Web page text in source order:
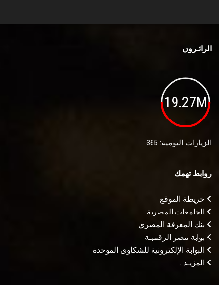
الزائـرون
19.27M
الزيارات اليومية: 365
روابط تهمك
خريطة الموقع
الجامعات المصرية
بنك المعرفة المصري
بوابة مصر الرقميـة
البوابة الإلكترونية للشكاوى الموحدة
المزيـد . . .